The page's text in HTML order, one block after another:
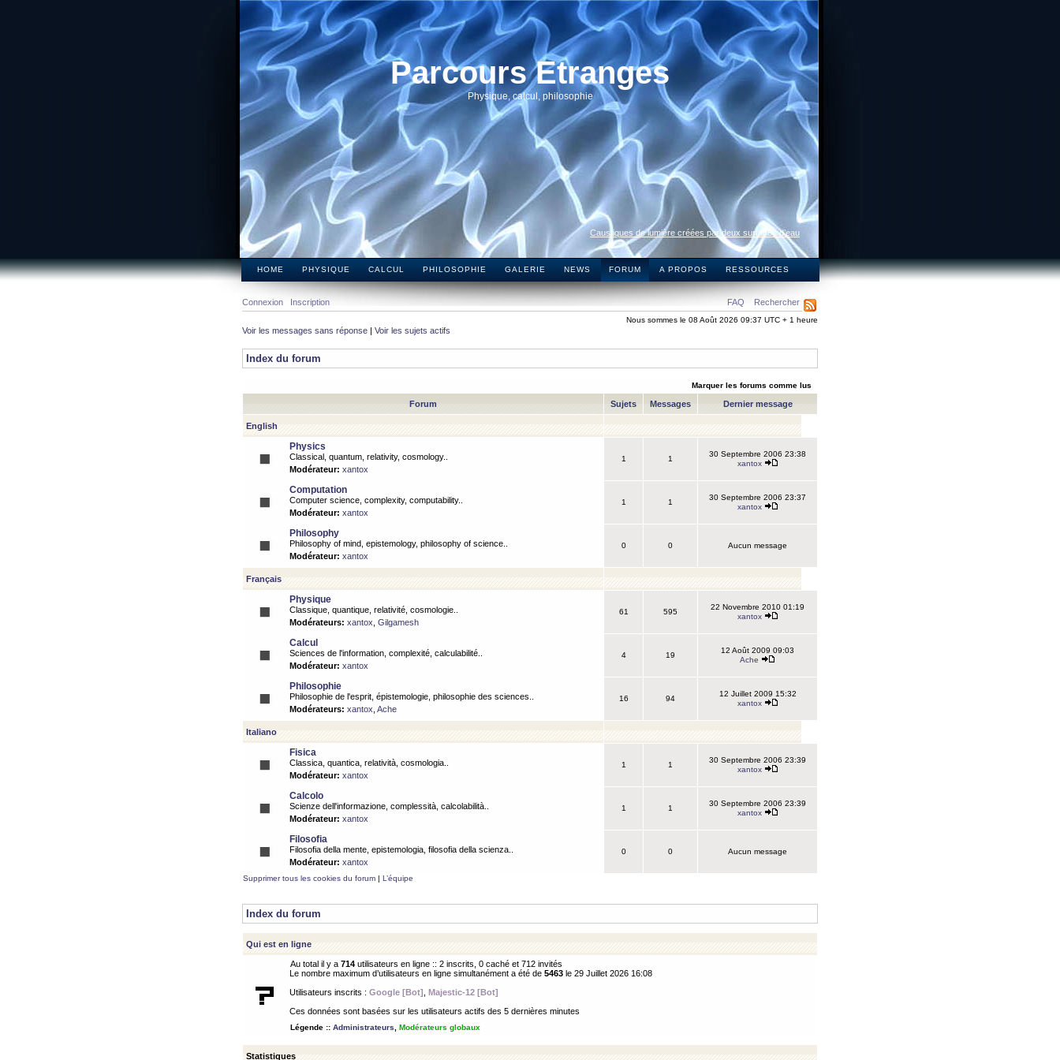
Parcours Etranges
Physique, calcul, philosophie
Caustiques de lumière créées par deux surfaces d’eau
HOME PHYSIQUE CALCUL PHILOSOPHIE GALERIE NEWS FORUM A PROPOS RESSOURCES
FAQ Rechercher
Connexion Inscription
Nous sommes le 08 Août 2026 09:37 UTC + 1 heure
Voir les messages sans réponse | Voir les sujets actifs
Index du forum
Marquer les forums comme lus
Forum Sujets Messages Dernier message
English
Physics
Classical, quantum, relativity, cosmology..
Modérateur: xantox
1 1
30 Septembre 2006 23:38
xantox
Computation
Computer science, complexity, computability..
Modérateur: xantox
1 1
30 Septembre 2006 23:37
xantox
Philosophy
Philosophy of mind, epistemology, philosophy of science..
Modérateur: xantox
0 0 Aucun message
Français
Physique
Classique, quantique, relativité, cosmologie..
Modérateurs: xantox Gilgamesh
61 595
22 Novembre 2010 01:19
xantox
Calcul
Sciences de l'information, complexité, calculabilité..
Modérateur: xantox
4 19
12 Août 2009 09:03
Ache
Philosophie
Philosophie de l'esprit, épistemologie, philosophie des sciences..
Modérateurs: xantox Ache
16 94
12 Juillet 2009 15:32
xantox
Italiano
Fisica
Classica, quantica, relatività, cosmologia..
Modérateur: xantox
1 1
30 Septembre 2006 23:39
xantox
Calcolo
Scienze dell'informazione, complessità, calcolabilità..
Modérateur: xantox
1 1
30 Septembre 2006 23:39
xantox
Filosofia
Filosofia della mente, epistemologia, filosofia della scienza..
Modérateur: xantox
0 0 Aucun message
Supprimer tous les cookies du forum | L’équipe
Index du forum
Qui est en ligne
Au total il y a 714 utilisateurs en ligne :: 2 inscrits, 0 caché et 712 invités
Le nombre maximum d’utilisateurs en ligne simultanément a été de 5463 le 29 Juillet 2026 16:08
Utilisateurs inscrits : Google [Bot] Majestic-12 [Bot]
Ces données sont basées sur les utilisateurs actifs des 5 dernières minutes
Légende :: Administrateurs Modérateurs globaux
Statistiques